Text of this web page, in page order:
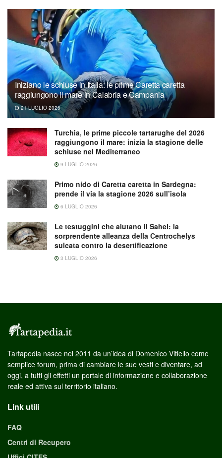
Iniziano le schiuse in Italia: le prime Caretta caretta
raggiungono il mare in Calabria e Campania
21 LUGLIO 2026
Turchia, le prime piccole tartarughe del 2026
raggiungono il mare: inizia la stagione delle
schiuse nel Mediterraneo
9 LUGLIO 2026
Primo nido di Caretta caretta in Sardegna:
prende il via la stagione 2026 sull’isola
6 LUGLIO 2026
Le testuggini che aiutano il Sahel: la
sorprendente alleanza della Centrochelys
sulcata contro la desertificazione
3 LUGLIO 2026
Tartapedia nasce nel 2011 da un’idea di Domenico Vitiello come
semplice forum, prima di cambiare le sue vesti e diventare, ad
oggi, a tutti gli effetti un portale di informazione e collaborazione
reale ed attiva sul territorio italiano.
Link utili
FAQ
Centri di Recupero